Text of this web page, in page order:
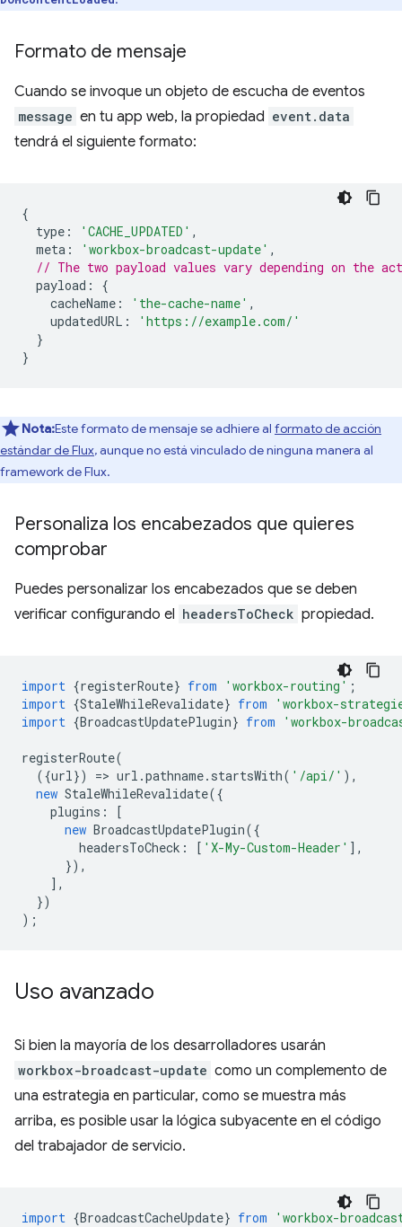
Formato de mensaje
Cuando se invoque un objeto de escucha de eventos
message en tu app web, la propiedad event.data
tendrá el siguiente formato:
{
type : 'CACHE_UPDATED' ,
meta : 'workbox-broadcast-update' ,
// The two payload values vary depending on the
payload :
{
cacheName : 'the-cache-name' ,
updatedURL :
'https://example.com/'
}
}
Nota:Este formato de mensaje se adhiere al formato de acción
estándar de Flux, aunque no está vinculado de ninguna manera al
framework de Flux.
Personaliza los encabezados que quieres
comprobar
Puedes personalizar los encabezados que se deben
verificar configurando el headersToCheck propiedad.
import {registerRoute} from 'workbox-routing' ;
import {StaleWhileRevalidate} from
'workbox-
import {BroadcastUpdatePlugin} from 'workbox-
registerRoute(
({url}) => url .pathname. startsWith( '/api/' ),
new StaleWhileRevalidate({
plugins :
[
new BroadcastUpdatePlugin({
headersToCheck : [ 'X-My-Custom-Header' ],
}),
],
})
);
Uso avanzado
Si bien la mayoría de los desarrolladores usarán
workbox-broadcast-update como un complemento de
una estrategia en particular, como se muestra más
arriba, es posible usar la lógica subyacente en el código
del trabajador de servicio.
import {BroadcastCacheUpdate} from 'workbox-